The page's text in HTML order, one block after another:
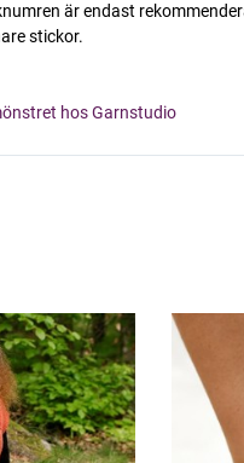
är endast
stickor.
hos Garnstudio